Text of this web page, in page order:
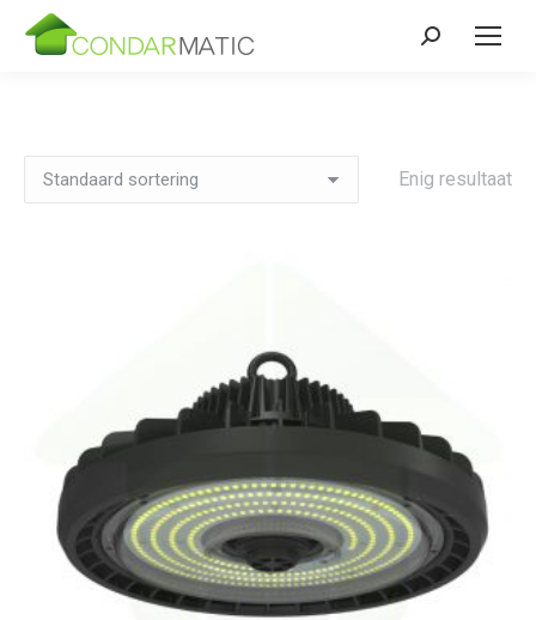
Zoeken:
Enig resultaat